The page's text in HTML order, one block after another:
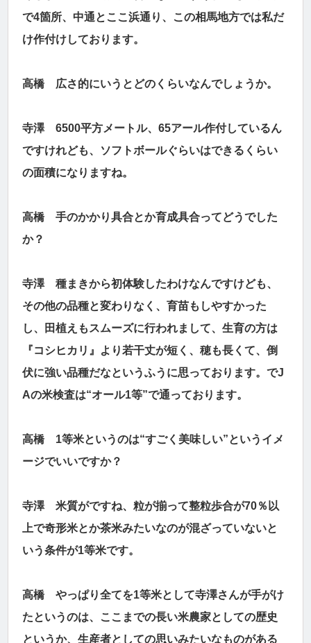
で4箇所、中通とここ浜通り、この相馬地方では私だ
け作付けしております。
高橋 広さ的にいうとどのくらいなんでしょうか。
寺澤 6500平方メートル、65アール作付しているん
ですけれども、ソフトボールぐらいはできるくらい
の面積になりますね。
高橋 手のかかり具合とか育成具合ってどうでした
か？
寺澤 種まきから初体験したわけなんですけども、
その他の品種と変わりなく、育苗もしやすかった
し、田植えもスムーズに行われまして、生育の方は
『コシヒカリ』より若干丈が短く、穂も長くて、倒
伏に強い品種だなというふうに思っております。でJ
Aの米検査は“オール1等”で通っております。
高橋 1等米というのは“すごく美味しい”というイメ
ージでいいですか？
寺澤 米質がですね、粒が揃って整粒歩合が70％以
上で奇形米とか茶米みたいなのが混ざっていないと
いう条件が1等米です。
高橋 やっぱり全てを1等米として寺澤さんが手がけ
たというのは、ここまでの長い米農家としての歴史
というか、生産者としての思いみたいなものがある